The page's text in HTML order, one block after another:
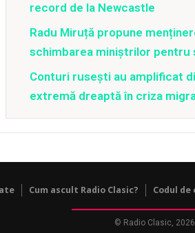
record de la Newcastle
Radu Miruță propune
schimbarea miniștrilor
Conturi rusești au amplificat
extremă dreaptă în criza
Cum ascult Radio Clasic? Codul
© Radio Clasic, 2026